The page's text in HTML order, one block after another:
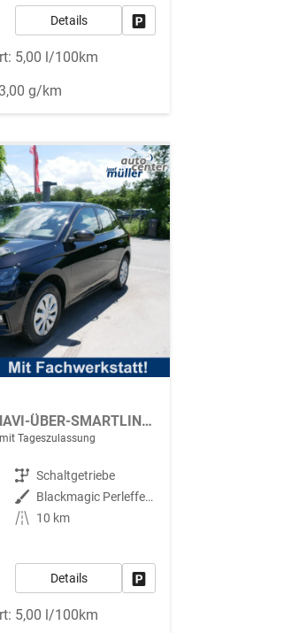
Details
5,00 l/100km
g/km
Selection 1.0 TSI *NAVI-ÜBER-SMARTLINK*PDC-HI*LED*SHZ*KLIMA*RADIO
Tageszulassung
Getriebe Schaltgetriebe
Außenfarbe
Blackmagic Perleffekt
Kilometerstand
10 km
Details
5,00 l/100km